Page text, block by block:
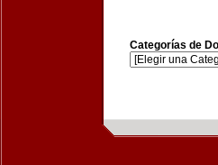
Categorías de